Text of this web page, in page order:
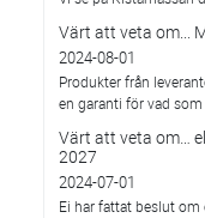
Värt att veta om...
2024-08-01
Produkter från
en garanti för vad
Värt att veta om…
2027
2024-07-01
Ei har fattat beslut